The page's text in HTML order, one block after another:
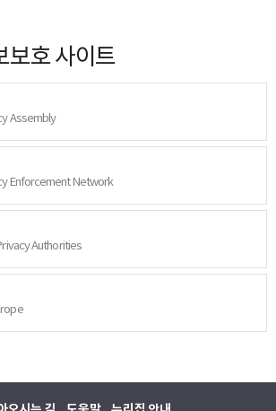
보호 사이트
Assembly
Enforcement Network
Authorities